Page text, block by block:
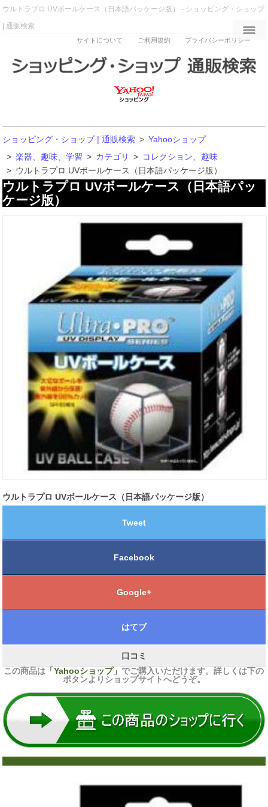
ウルトラプロ UVボールケース（日本語パッケージ版） - ショッピング・ショップ
| 通販検索
サイトについて ご利用規約 プライバシーポリシー
ショッピング・ショップ | 通販検索 > Yahooショップ
> 楽器、趣味、学習 > カテゴリ > コレクション、趣味
> ウルトラプロ UVボールケース（日本語パッケージ版）
ウルトラプロ UVボールケース（日本語パッ
ケージ版）
ウルトラプロ UVボールケース（日本語パッケージ版）
Tweet
Facebook
Google+
はてブ
口コミ
この商品は 「Yahooショップ」でご購入いただけます。詳しくは下の
ボタンよりショップサイトへどうぞ。